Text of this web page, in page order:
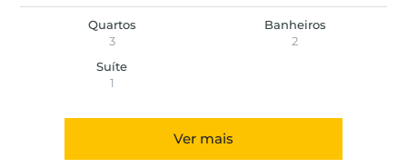
Quartos
3
Banheiros
2
Suíte
1
Ver mais